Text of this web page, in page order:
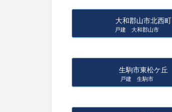
大和郡山市北西町
戸建 大和郡山市
生駒市東松ケ丘
戸建 生駒市